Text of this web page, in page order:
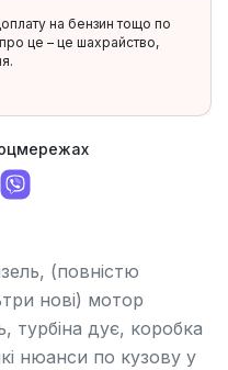
на бензин тощо по
це – це шахрайство,
(повністю
нові) мотор
турбіна дує, коробка
нюанси по кузову у